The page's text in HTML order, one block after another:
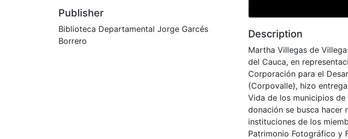
Publisher
Biblioteca Departamental Jorge Garcés
Borrero
Description
Martha Villegas de
del Cauca, en
Corporación para el
(Corpovalle), hizo
Vida de los municipios
donación se busca hacer
instituciones de los
Patrimonio Fotográfico y